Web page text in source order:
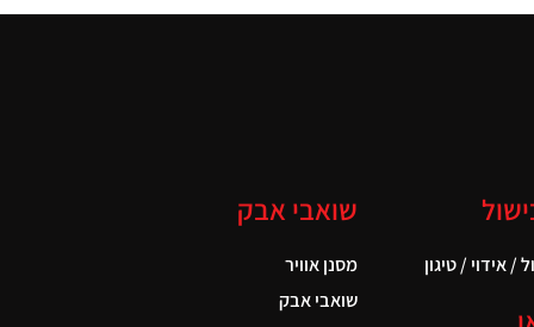
/ אידוי / טיגון
שואבי אבק
מסנן אוויר
שואבי אבק